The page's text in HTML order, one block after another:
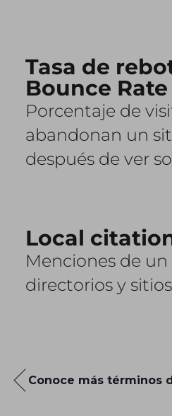
Tasa de
Bounce Rate
Porcentaje de
abandonan un
después de ver
Local
Menciones de
directorios y
Conoce más términos